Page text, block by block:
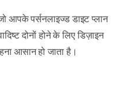
आपके पर्सनलाइज्ड डाइट प्लान
दोनों होने के लिए डिज़ाइन
आसान हो जाता है।